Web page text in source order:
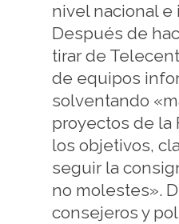
nivel nacional e
Después de
tirar de
de equipos
solventando
proyectos de la
los objetivos,
seguir la
no molestes».
consejeros y